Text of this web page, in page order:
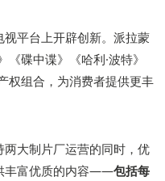
平台上开辟创新。派拉蒙
碟中谍》《哈利·波特》
权组合，为消费者提供更丰
大制片厂运营的同时，优
丰富优质的内容——包括每